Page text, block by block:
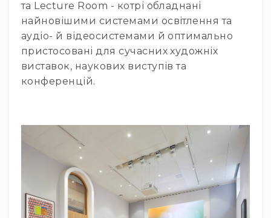
Системи
службового
зв'язку
Панелі
керування
Мікшери
та
консолі
Аудіоінтерфейси
Процесори
та
кросовери
та Lecture Room - котрі обладнані
найновішими системами освітлення та
аудіо- й відеосистемами й оптимально
пристосовані для сучасних художніх
виставок, наукових виступів та
конференцій.